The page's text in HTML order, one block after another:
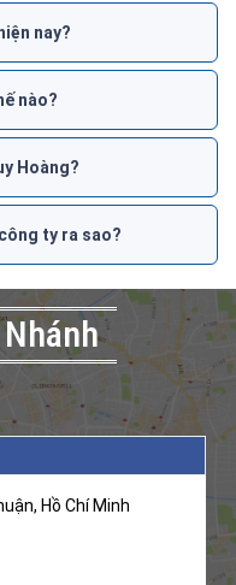
nay?
nào?
Hoàng?
ty ra sao?
Hồ Chí Minh